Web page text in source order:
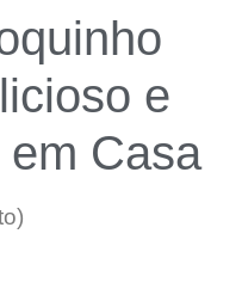
e
Casa